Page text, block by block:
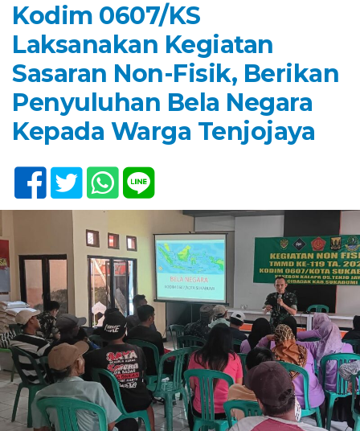
Kodim 0607/KS
Laksanakan Kegiatan
Sasaran Non-Fisik, Berikan
Penyuluhan Bela Negara
Kepada Warga Tenjojaya